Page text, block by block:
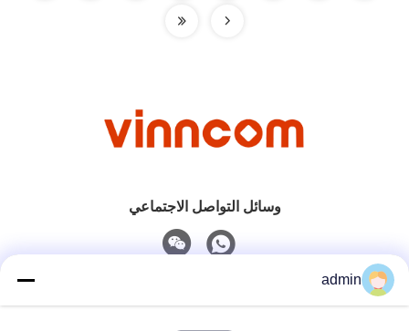
وسائل التواصل الاجتماعي
admin